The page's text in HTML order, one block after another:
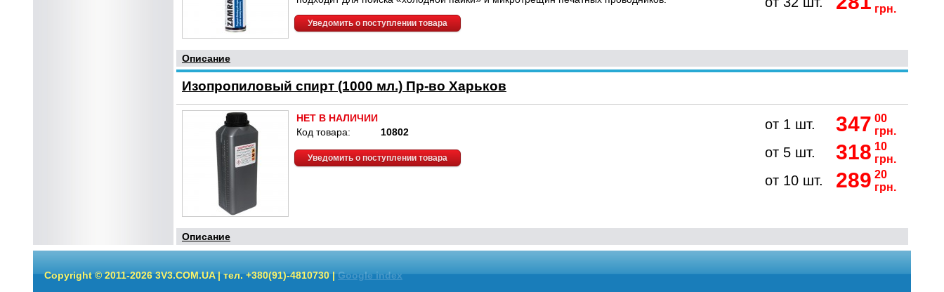
Уведомить о поступлении товара
грн.
Описание
Изопропиловый спирт (1000 мл.) Пр-во Харьков
НЕТ В НАЛИЧИИ
Код товара:
10802
Уведомить о поступлении товара
от 1 шт. 347 00
грн.
от 5 шт. 318 10
грн.
от 10 шт. 289 20
грн.
Описание
Copyright © 2011-2026 3V3.COM.UA | тел. +380(91)-4810730 |Google index